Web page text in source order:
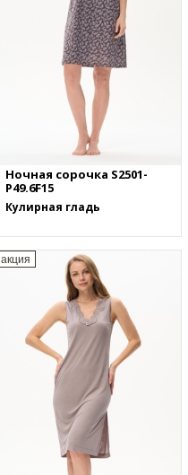
Ночная сорочка S2501-
P49.6F15
Кулирная гладь
акция